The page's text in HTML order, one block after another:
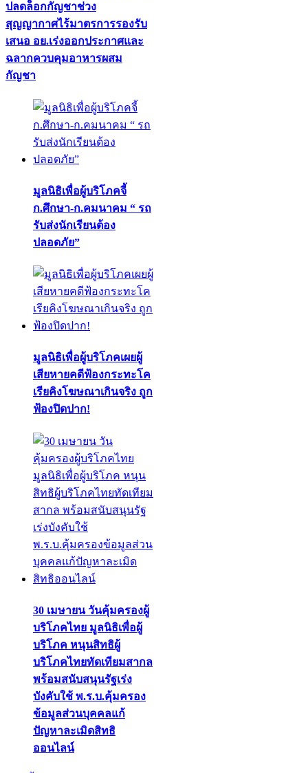
ปลดล็อกกัญชาช่วง
สุญญากาศไร้มาตรการรองรับ
เสนอ อย.เร่งออกประกาศและ
ฉลากควบคุมอาหารผสม
กัญชา
มูลนิธิเพื่อผู้บริโภคจี้
ก.ศึกษา-ก.คมนาคม “ รถ
รับส่งนักเรียนต้อง
ปลอดภัย”
มูลนิธิเพื่อผู้บริโภคเผยผู้
เสียหายคดีฟ้องกระทะโค
เรียคิงโฆษณาเกินจริง ถูก
ฟ้องปิดปาก!
30 เมษายน วันคุ้มครองผู้
บริโภคไทย มูลนิธิเพื่อผู้
บริโภค หนุนสิทธิผู้
บริโภคไทยทัดเทียมสากล
พร้อมสนับสนุนรัฐเร่ง
บังคับใช้ พ.ร.บ.คุ้มครอง
ข้อมูลส่วนบุคคลแก้
ปัญหาละเมิดสิทธิ
ออนไลน์